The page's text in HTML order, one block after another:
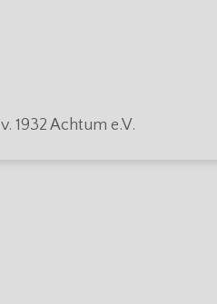
1932 Achtum e.V.